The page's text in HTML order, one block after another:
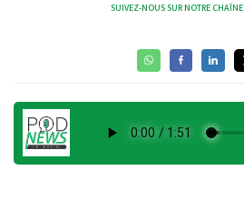
SUIVEZ-NOUS SUR NOTRE